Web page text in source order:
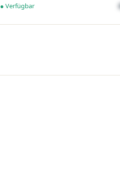
● Verfügbar